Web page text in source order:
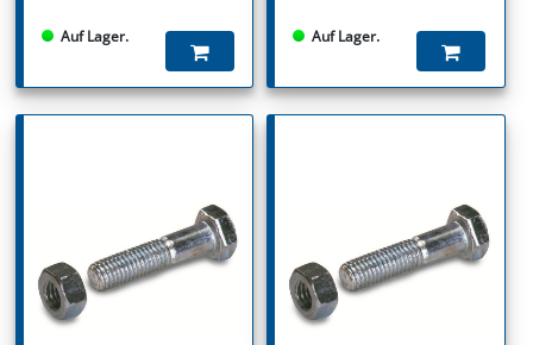
Auf Lager. Auf Lager.